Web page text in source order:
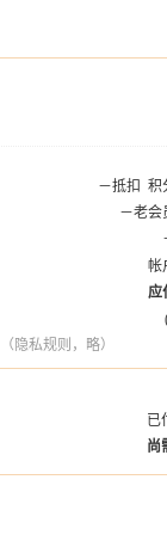
－抵扣 积
－老会
帐
应
（隐私规则，略）
已
尚